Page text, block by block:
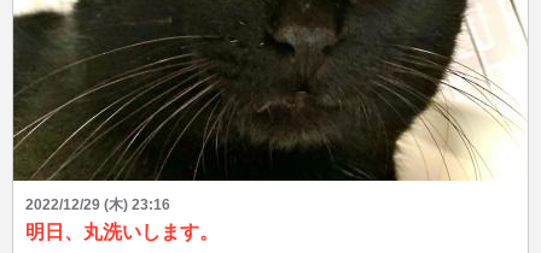
2022/12/29 (木) 23:16
明日、丸洗いします。